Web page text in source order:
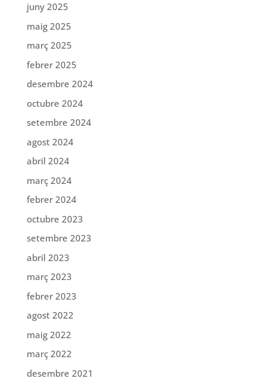
juny 2025
maig 2025
març 2025
febrer 2025
desembre 2024
octubre 2024
setembre 2024
agost 2024
abril 2024
març 2024
febrer 2024
octubre 2023
setembre 2023
abril 2023
març 2023
febrer 2023
agost 2022
maig 2022
març 2022
desembre 2021